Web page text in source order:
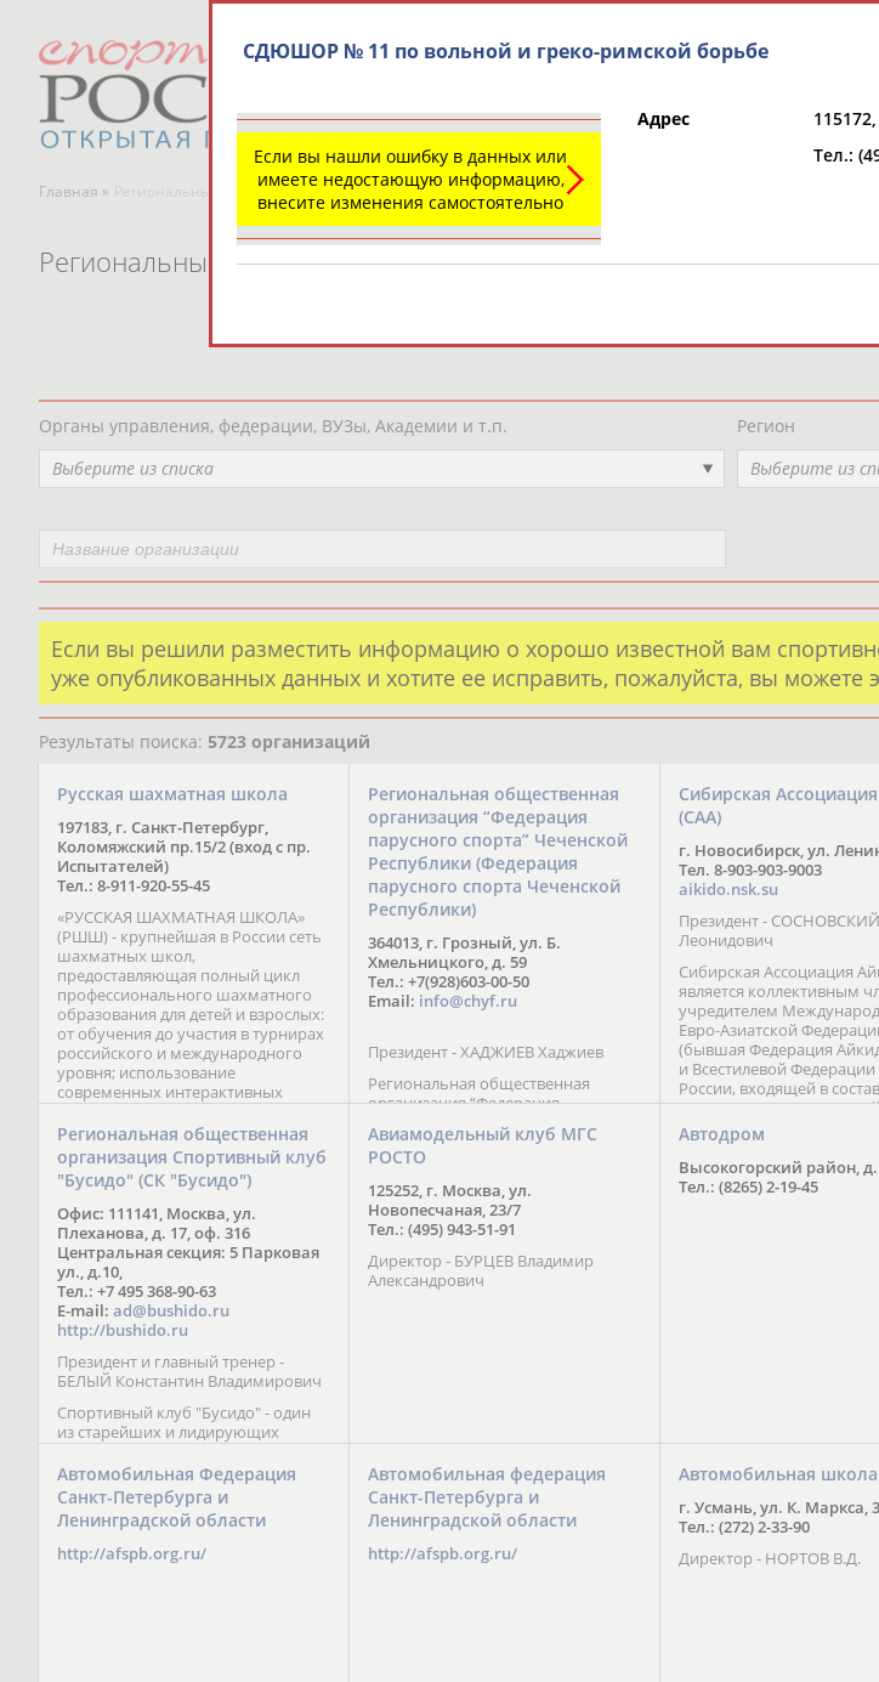
Главная » Региональные спортивные организации
РЕСУРСНАЯ
Региональные спортивные организации
Органы управления, федерации, ВУЗы, Академии и т.п.
Выберите из списка
Регион
Выберите из
Если вы решили разместить информацию о хорошо известной вам
уже опубликованных данных и хотите ее исправить, пожалуйста, вы можете
Результаты поиска: 5723 организаций
Русская шахматная школа
197183, г. Санкт-Петербург,
Коломяжский пр.15/2 (вход с пр.
Испытателей)
Тел.: 8-911-920-55-45
«РУССКАЯ ШАХМАТНАЯ ШКОЛА»
(РШШ) - крупнейшая в России сеть
шахматных школ,
предоставляющая полный цикл
профессионального шахматного
образования для детей и взрослых:
от обучения до участия в турнирах
российского и международного
уровня; использование
современных интерактивных
методик подачи материала;
обучение на русском и английском
языках; специалисты с опытом
преподавания более 20 лет;
направленность на общее
развитие ребенка: проведение
творческих мастер-классов, уроков
по истории и литературе,
организация регулярных
шахматных сборов на спортивных
базах и в детских лагерях,
проведение встреч с выдающимися
шахматистами; корпоративное
обучение; онлайн обучение в
форме вебинаров и
индивидуальных занятий, круглые
столы российских и
международных тренеров,
трансляция мероприятий и
турниров.
Региональная общественная
организация “Федерация
парусного спорта” Чеченской
Республики (Федерация
парусного спорта Чеченской
Республики)
364013, г. Грозный, ул. Б.
Хмельницкого, д. 59
Тел.: +7(928)603-00-50
Email: info@chyf.ru
Президент - ХАДЖИЕВ Хаджиев
Региональная общественная
организация “Федерация
парусного спорта” Чеченской
Республики начала свою
деятельность в декабре 2016 года.
Миссия федерации состоит в
популяризации парусного спорта,
привлечении и содействии
развитию спорта в этом регионе и
спортсменов на российских и
международных соревнованиях.
Сибирская
(САА)
г. Новосибирск, ул.
Тел. 8-903-903-9003
aikido.nsk.su
Президент -
Леонидович
Сибирская Ассоциация
является коллективным
учредителем
Евро-Азиатской
(бывшая Федерация
и Всестилевой
России, входящей в состав
Национального Совета
России, президентом
является С. В. Киреенко
Региональная общественная
организация Спортивный клуб
"Бусидо" (СК "Бусидо")
Офис: 111141, Москва, ул.
Плеханова, д. 17, оф. 316
Центральная секция: 5 Парковая
ул., д.10,
Тел.: +7 495 368-90-63
E-mail: ad@bushido.ru
http://bushido.ru
Президент и главный тренер -
БЕЛЫЙ Константин Владимирович
Спортивный клуб "Бусидо" - один
из старейших и лидирующих
клубов России, изучающих и
развивающих различные боевые
искусства и, прежде всего, каратэ
Кёкусинкай - первого в мире стиля
контактного каратэ, получившего
огромное развитие во всем
мире. Однако, спектр интересов
Авиамодельный клуб МГС
РОСТО
125252, г. Москва, ул.
Новопесчаная, 23/7
Тел.: (495) 943-51-91
Директор - БУРЦЕВ Владимир
Александрович
Автодром
Высокогорский район,
Тел.: (8265) 2-19-45
Автомобильная Федерация
Санкт-Петербурга и
Ленинградской области
http://afspb.org.ru/
Автомобильная федерация
Санкт-Петербурга и
Ленинградской области
http://afspb.org.ru/
Автомобильная
г. Усмань, ул. К. Маркса,
Тел.: (272) 2-33-90
Директор - НОРТОВ В.Д.
СДЮШОР № 11 по вольной и греко-римской борьбе
Если вы нашли ошибку в данных или
имеете недостающую информацию,
внесите изменения самостоятельно
Адрес
Тел.: